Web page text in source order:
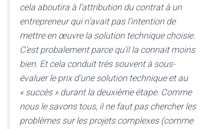
cela aboutira à l’attribution du contrat à un
entrepreneur qui n’avait pas l’intention de
mettre en œuvre la solution technique choisie.
C’est probalement parce qu’il la connait moins
bien. Et cela conduit très souvent à sous-
évaluer le prix d’une solution technique et au
« succès » durant la deuxième étape. Comme
nous le savons tous, il ne faut pas chercher les
problèmes sur les projets complexes (comme